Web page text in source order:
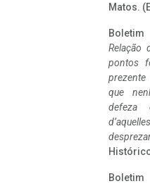
Matos.
Relação
pontos
que
defeza